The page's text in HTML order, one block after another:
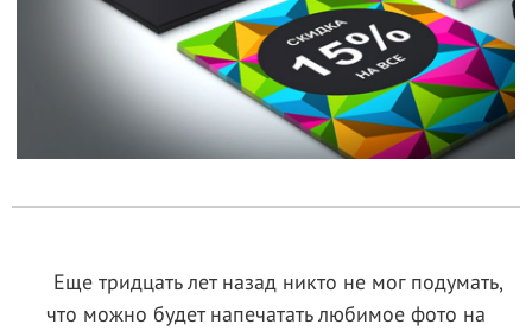
Еще тридцать лет назад никто не мог подумать,
что можно будет напечатать любимое фото на